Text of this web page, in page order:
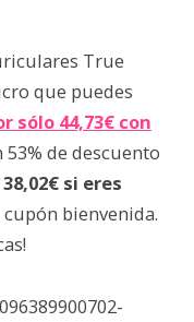
True
que puedes
sólo 44,73€ con
de descuento
si eres
bienvenida.